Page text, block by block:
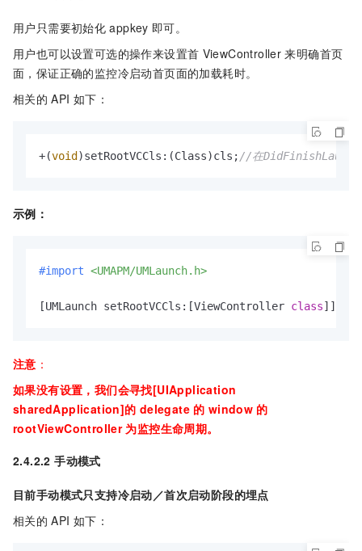
用户只需要初始化 appkey 即可。
用户也可以设置可选的操作来设置首 ViewController 来明确首页
面，保证正确的监控冷启动首页面的加载耗时。
相关的 API 如下：
+(void )setRootVCCls:(Class)cls; //在
示例：
#import <UMAPM/UMLaunch.h>
[UMLaunch setRootVCCls:[ViewController class]];
注意 ：
如果没有设置，我们会寻找[UIApplication
sharedApplication]的 delegate 的 window 的
rootViewController 为监控生命周期。
2.4.2.2 手动模式
目前手动模式只支持冷启动／首次启动阶段的埋点
相关的 API 如下：